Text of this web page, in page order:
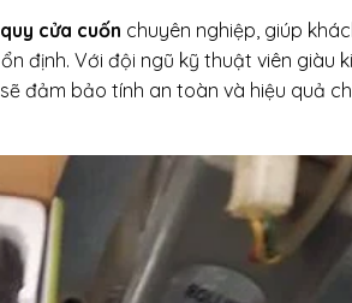
cửa cuốn chuyên nghiệp, giúp
định. Với đội ngũ kỹ thuật viên giàu
đảm bảo tính an toàn và hiệu quả